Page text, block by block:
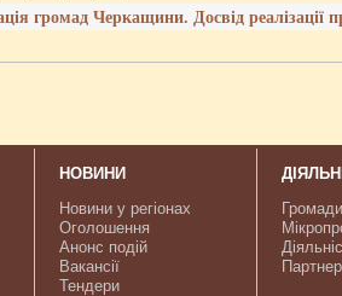
громад Черкащини. Досвід
НОВИНИ
Новини у регіонах
Оголошення
Анонс подій
Вакансії
Тендери